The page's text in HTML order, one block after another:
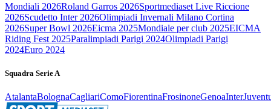
Mondiali 2026Roland Garros 2026Sportmediaset Live Riccione
2026Scudetto Inter 2026Olimpiadi Invernali Milano Cortina
2026Super Bowl 2026Eicma 2025Mondiale per club 2025EICMA
Riding Fest 2025Paralimpiadi Parigi 2024Olimpiadi Parigi
2024Euro 2024
Squadra Serie A
AtalantaBolognaCagliariComoFiorentinaFrosinoneGenoaInter